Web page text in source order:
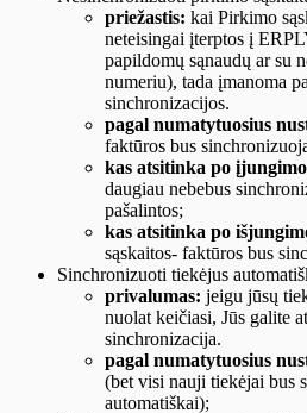
priežastis: kai Pirkimo
neteisingai įterptos į
papildomų sąnaudų ar su
numeriu), tada įmanoma
sinchronizacijos.
pagal numatytuosius
faktūros bus
kas atsitinka po
daugiau nebebus
pašalintos;
kas atsitinka po
sąskaitos- faktūros bus
Sinchronizuoti tiekėjus
privalumas: jeigu jūsų
nuolat keičiasi, Jūs galite
sinchronizacija.
pagal numatytuosius
(bet visi nauji tiekėjai bus
automatiškai);